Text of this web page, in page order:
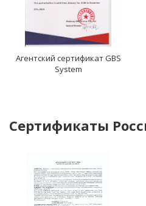
Агентский сертификат GBS
System
Сертификаты